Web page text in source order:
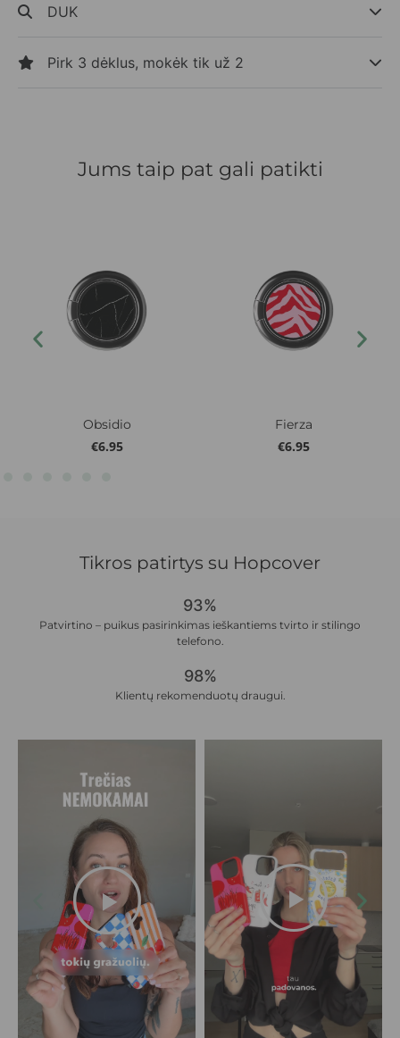
DUK
Pirk 3 dėklus, mokėk tik už 2
Jums taip pat gali patikti
Obsidio
€6.95
Fierza
€6.95
Tikros patirtys su Hopcover
93%
Patvirtino – puikus pasirinkimas ieškantiems tvirto ir stilingo
telefono.
98%
Klientų rekomenduotų draugui.